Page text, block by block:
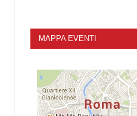
MAPPA EVENTI